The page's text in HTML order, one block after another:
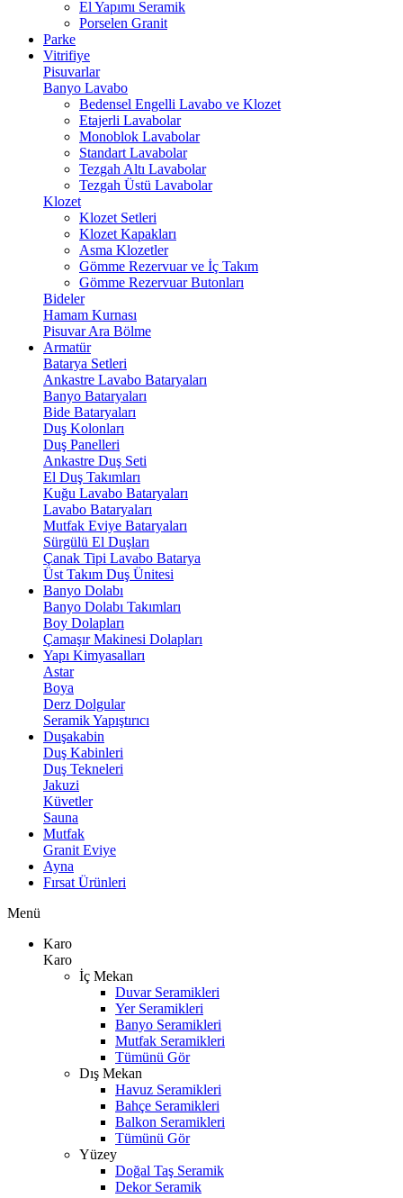
El Yapımı Seramik
Porselen Granit
Parke
Vitrifiye
Pisuvarlar
Banyo Lavabo
Bedensel Engelli Lavabo ve Klozet
Etajerli Lavabolar
Monoblok Lavabolar
Standart Lavabolar
Tezgah Altı Lavabolar
Tezgah Üstü Lavabolar
Klozet
Klozet Setleri
Klozet Kapakları
Asma Klozetler
Gömme Rezervuar ve İç Takım
Gömme Rezervuar Butonları
Bideler
Hamam Kurnası
Pisuvar Ara Bölme
Armatür
Batarya Setleri
Ankastre Lavabo Bataryaları
Banyo Bataryaları
Bide Bataryaları
Duş Kolonları
Duş Panelleri
Ankastre Duş Seti
El Duş Takımları
Kuğu Lavabo Bataryaları
Lavabo Bataryaları
Mutfak Eviye Bataryaları
Sürgülü El Duşları
Çanak Tipi Lavabo Batarya
Üst Takım Duş Ünitesi
Banyo Dolabı
Banyo Dolabı Takımları
Boy Dolapları
Çamaşır Makinesi Dolapları
Yapı Kimyasalları
Astar
Boya
Derz Dolgular
Seramik Yapıştırıcı
Duşakabin
Duş Kabinleri
Duş Tekneleri
Jakuzi
Küvetler
Sauna
Mutfak
Granit Eviye
Ayna
Fırsat Ürünleri
Menü
Karo
Karo
İç Mekan
Duvar Seramikleri
Yer Seramikleri
Banyo Seramikleri
Mutfak Seramikleri
Tümünü Gör
Dış Mekan
Havuz Seramikleri
Bahçe Seramikleri
Balkon Seramikleri
Tümünü Gör
Yüzey
Doğal Taş Seramik
Dekor Seramik